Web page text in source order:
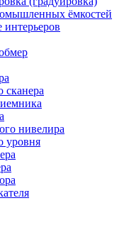
ёмкостей
интерьеров
сканера
нивелира
уровня